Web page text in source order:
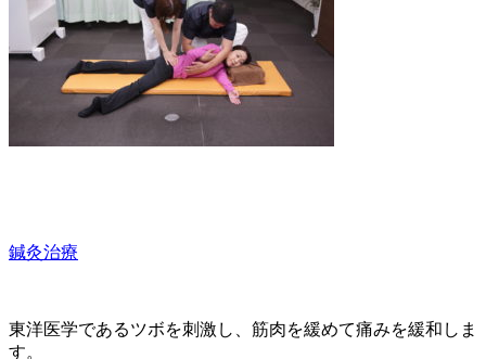
鍼灸治療
東洋医学であるツボを刺激し、筋肉を緩めて痛みを緩和しま
す。